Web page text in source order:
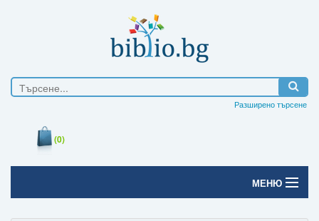
Разширено търсене
(0)
МЕНЮ